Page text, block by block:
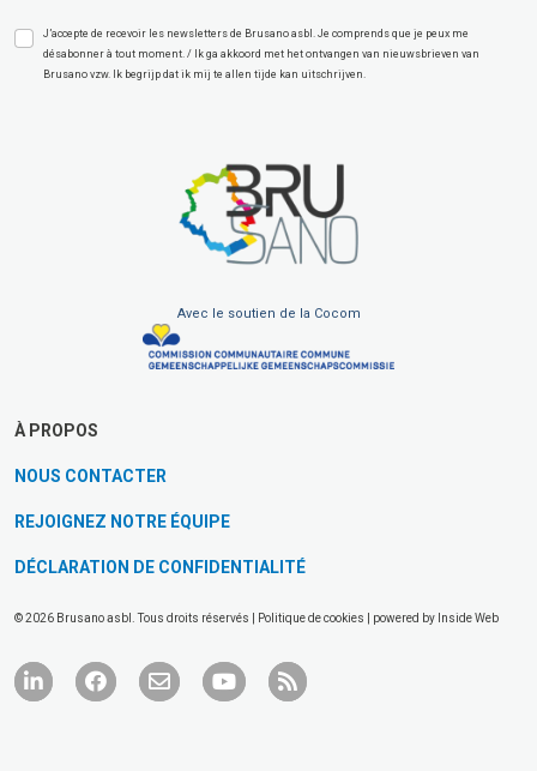
J’accepte de recevoir les newsletters de Brusano asbl. Je comprends que je peux me
désabonner à tout moment. / Ik ga akkoord met het ontvangen van nieuwsbrieven van
Brusano vzw. Ik begrijp dat ik mij te allen tijde kan uitschrijven.
Avec le soutien de la Cocom
À PROPOS
NOUS CONTACTER
REJOIGNEZ NOTRE ÉQUIPE
DÉCLARATION DE CONFIDENTIALITÉ
© 2026 Brusano asbl. Tous droits réservés | Politique de cookies | powered by Inside Web